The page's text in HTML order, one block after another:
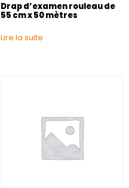
Drap d’examen rouleau de
55 cm x 50 mètres
Lire la suite